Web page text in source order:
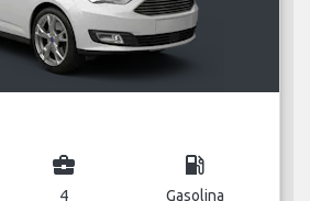
business_center
4
local_gas_station
Gasolina